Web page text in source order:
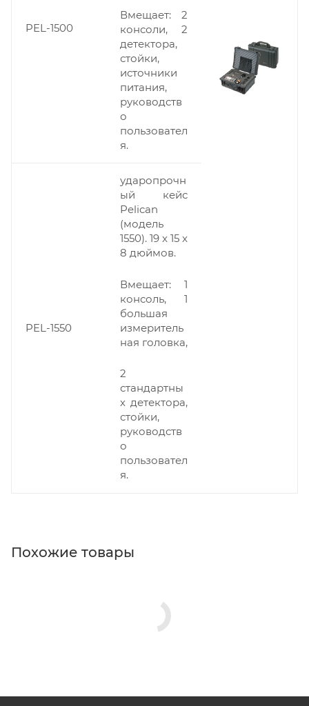
PEL-1500
Вмещает: 2
консоли, 2
детектора,
стойки,
источники
питания,
руководств
о
пользовател
я.
PEL-1550
ударопрочн
ый кейс
Pelican
(модель
1550). 19 x 15 x
8 дюймов.
Вмещает: 1
консоль, 1
большая
измеритель
ная головка,
2
стандартны
х детектора,
стойки,
руководств
о
пользовател
я.
Похожие товары